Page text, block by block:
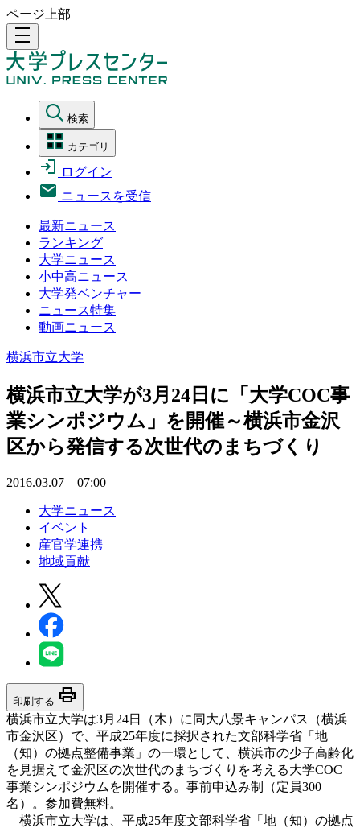
ページ上部
density_medium
検索
カテゴリ
ログイン
ニュースを受信
最新ニュース
ランキング
大学ニュース
小中高ニュース
大学発ベンチャー
ニュース特集
動画ニュース
横浜市立大学
横浜市立大学が3月24日に「大学COC事
業シンポジウム」を開催～横浜市金沢
区から発信する次世代のまちづくり
2016.03.07 07:00
大学ニュース
イベント
産官学連携
地域貢献
印刷する print
横浜市立大学は3月24日（木）に同大八景キャンパス（横浜
市金沢区）で、平成25年度に採択された文部科学省「地
（知）の拠点整備事業」の一環として、横浜市の少子高齢化
を見据えて金沢区の次世代のまちづくりを考える大学COC
事業シンポジウムを開催する。事前申込み制（定員300
名）。参加費無料。
横浜市立大学は、平成25年度文部科学省「地（知）の拠点